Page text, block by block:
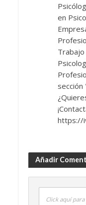
en
sección
https://
Añadir
Click aquí